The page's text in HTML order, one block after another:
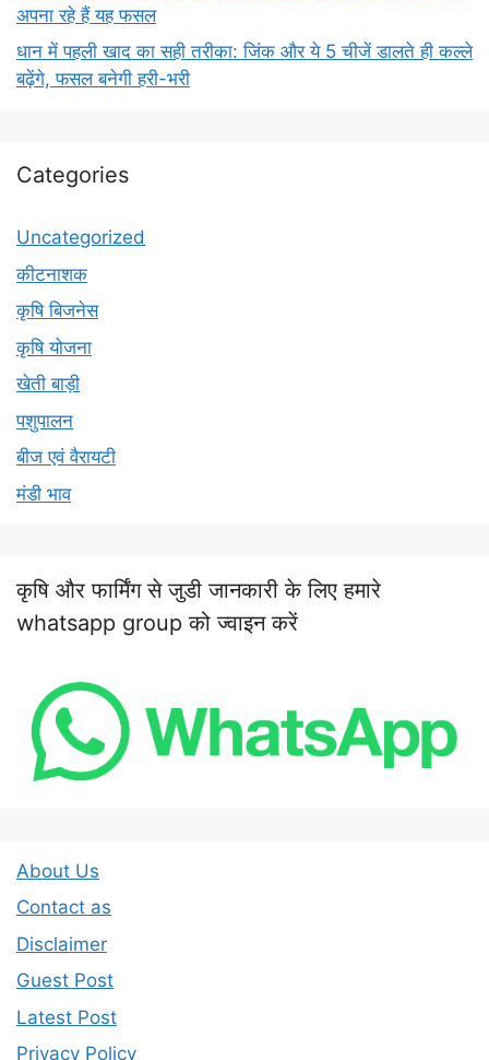
अपना रहे हैं यह फसल
धान में पहली खाद का सही तरीका: जिंक और ये 5 चीजें डालते ही कल्ले
बढ़ेंगे, फसल बनेगी हरी-भरी
Categories
Uncategorized
कीटनाशक
कृषि बिजनेस
कृषि योजना
खेती बाड़ी
पशुपालन
बीज एवं वैरायटी
मंडी भाव
कृषि और फार्मिंग से जुडी जानकारी के लिए हमारे
whatsapp group को ज्वाइन करें
About Us
Contact as
Disclaimer
Guest Post
Latest Post
Privacy Policy